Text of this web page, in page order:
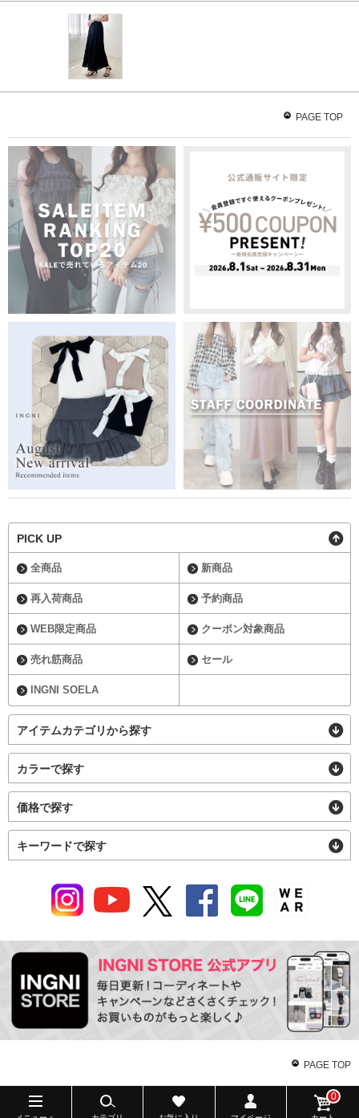
PAGE TOP
PICK UP
全商品 新商品
再入荷商品 予約商品
WEB限定商品 クーポン対象商品
売れ筋商品 セール
INGNI SOELA
アイテムカテゴリから探す
カラーで探す
価格で探す
キーワードで探す
PAGE TOP
0